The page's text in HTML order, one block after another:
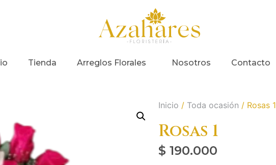
Tienda Arreglos Florales Nosotros Contacto
Inicio / Toda ocasión / Rosas 1
Rosas 1
$ 190.000